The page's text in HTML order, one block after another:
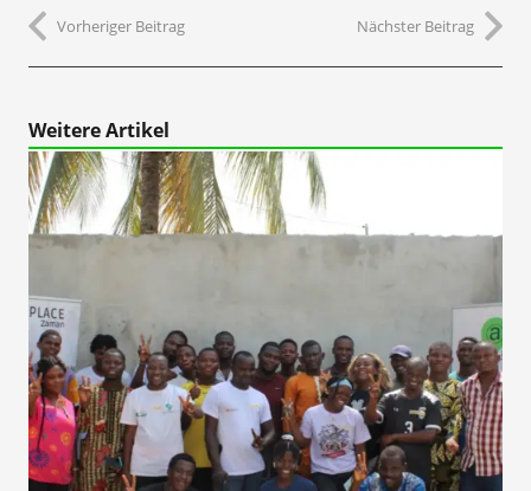
Vorheriger Beitrag Nächster Beitrag
Weitere Artikel